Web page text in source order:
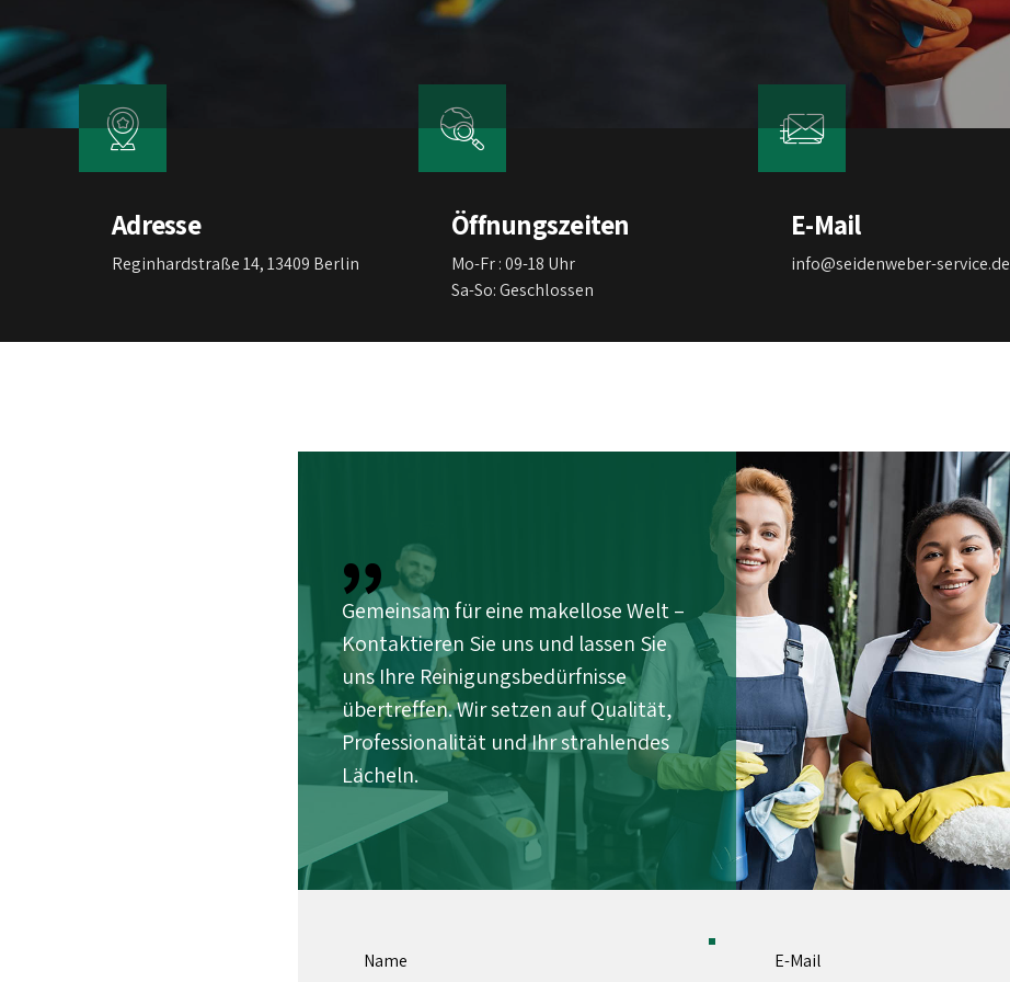
Adresse
Reginhardstraße 14, 13409 Berlin
Öffnungszeiten
Mo-Fr : 09-18 Uhr
Sa-So: Geschlossen
E-Mail
info@seidenweber-service.de
Gemeinsam für eine makellose Welt –
Kontaktieren Sie uns und lassen Sie
uns Ihre Reinigungsbedürfnisse
übertreffen. Wir setzen auf Qualität,
Professionalität und Ihr strahlendes
Lächeln.